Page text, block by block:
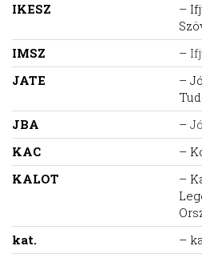
IKESZ
–
IMSZ
–
JATE
–
JBA
–
KAC
–
KALOT
–
kat.
–